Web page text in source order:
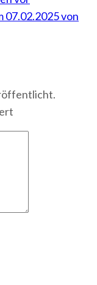
07.02.2025 von